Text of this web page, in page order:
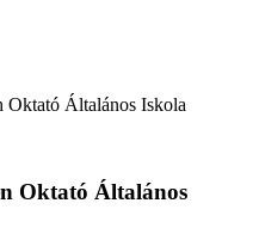
Általános Iskola
Oktató Általános